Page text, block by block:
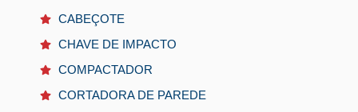
CABEÇOTE
CHAVE DE IMPACTO
COMPACTADOR
CORTADORA DE PAREDE